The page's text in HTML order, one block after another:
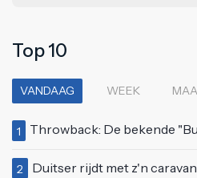
Top 10
VANDAAG WEEK
1 Throwback: De bekende "Buurman, wat doet
2 Duitser rijdt met z'n caravan een